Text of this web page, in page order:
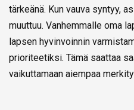
tärkeänä. Kun vauva syntyy,
muuttuu. Vanhemmalle oma
lapsen hyvinvoinnin
prioriteetiksi. Tämä saattaa
vaikuttamaan aiempaa